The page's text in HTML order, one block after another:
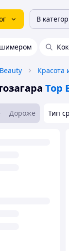
В
шимером
Красота
Top
Дороже Тип